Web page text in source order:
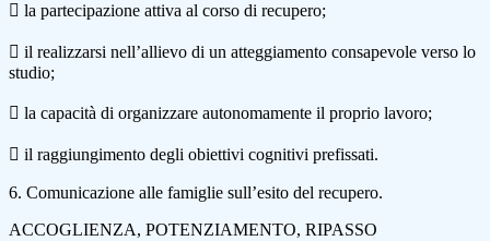
 la partecipazione attiva al corso di recupero;
 il realizzarsi nell’allievo di un atteggiamento consapevole verso lo
studio;
 la capacità di organizzare autonomamente il proprio lavoro;
 il raggiungimento degli obiettivi cognitivi prefissati.
6. Comunicazione alle famiglie sull’esito del recupero.
ACCOGLIENZA, POTENZIAMENTO, RIPASSO